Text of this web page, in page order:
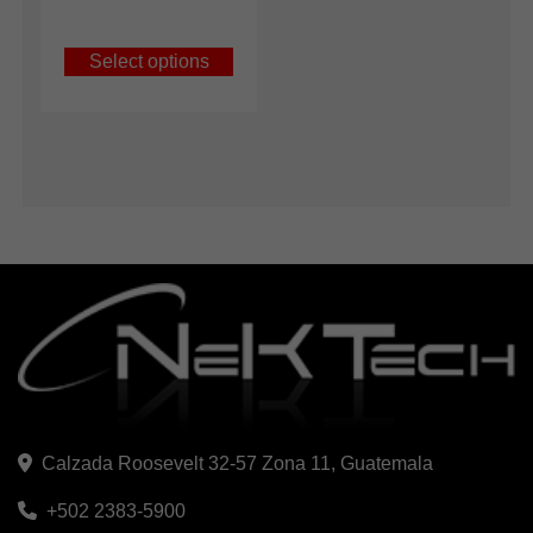
Select options
Calzada Roosevelt 32-57 Zona 11, Guatemala
+502 2383-5900